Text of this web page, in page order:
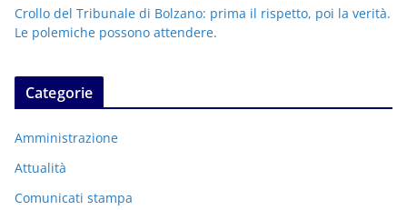
Crollo del Tribunale di Bolzano: prima il rispetto, poi la verità.
Le polemiche possono attendere.
Categorie
Amministrazione
Attualità
Comunicati stampa